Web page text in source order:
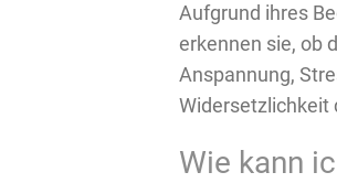
Aufgrund ihres
erkennen sie, ob
Anspannung,
Widersetzlichkeit
Wie kann